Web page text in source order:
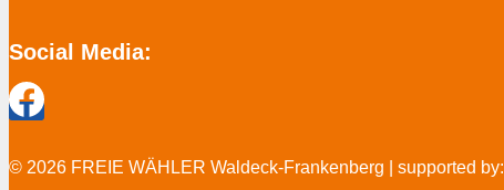
Social Media:
© 2026 FREIE WÄHLER Waldeck-Frankenberg | supported by: